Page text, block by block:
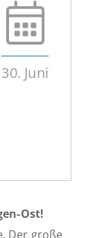
30. Juni
Ost!
Der große